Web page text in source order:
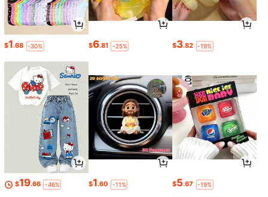
$1.68 -30% $6.81 -25% $3.82 -19%
$19.66 -46% $1.60 -11% $5.67 -19%